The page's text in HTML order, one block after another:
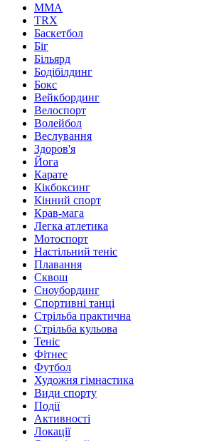
MMA
TRX
Баскетбол
Біг
Більярд
Бодібілдинг
Бокс
Вейкбординг
Велоспорт
Волейбол
Веслування
Здоров'я
Йога
Карате
Кікбоксинг
Кінний спорт
Крав-мага
Легка атлетика
Мотоспорт
Настільний теніс
Плавання
Сквош
Сноубординг
Спортивні танці
Стрільба практична
Стрільба кульова
Теніс
Фітнес
Футбол
Художня гімнастика
Види спорту
Події
Активності
Локації